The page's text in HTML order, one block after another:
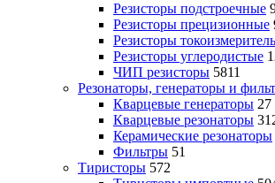
Резисторы подстроечные
Резисторы прецизионные
Резисторы
Резисторы углеродистые
ЧИП резисторы 5811
Резонаторы, генераторы и
Кварцевые генераторы 27
Кварцевые резонаторы
Керамические резонаторы
Фильтры 51
Тиристоры 572